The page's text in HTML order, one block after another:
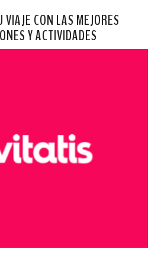
CON LAS MEJORES
Y ACTIVIDADES